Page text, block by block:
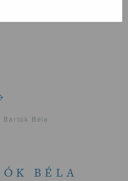
Bartók Béla
BÉLA